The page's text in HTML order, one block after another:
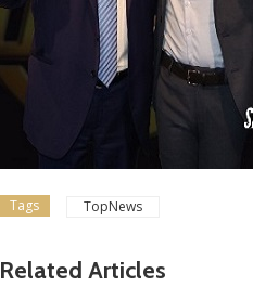
Tags TopNews
Related Articles
Dilettanti Regionali